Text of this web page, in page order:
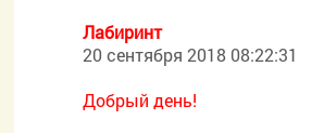
Лабиринт
20 сентября 2018 08:22:31
Добрый день!